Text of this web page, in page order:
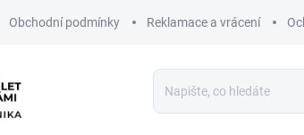
Obchodní podmínky Reklamace a vrácení